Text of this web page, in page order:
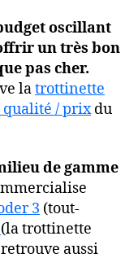
oscillant
un très bon
pas cher.
latrottinette
/ prixdu
de gamme
3 (tout-
(la trottinette
aussi